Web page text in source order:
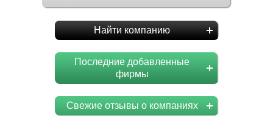
Найти компанию
Последние добавленные
фирмы
Свежие отзывы о компаниях